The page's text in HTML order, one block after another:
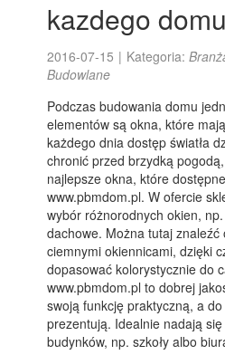
kazdego
2016-07-15 | Kategoria:
Budowlane
Podczas budowania domu
elementów są okna, które
każdego dnia dostęp światła
chronić przed brzydką
najlepsze okna, które
www.pbmdom.pl. W ofercie
wybór różnorodnych okien,
dachowe. Można tutaj znaleźć
ciemnymi okiennicami, dzięki
dopasować kolorystycznie do
www.pbmdom.pl to dobrej
swoją funkcję praktyczną, a
prezentują. Idealnie nadają
budynków, np. szkoły albo